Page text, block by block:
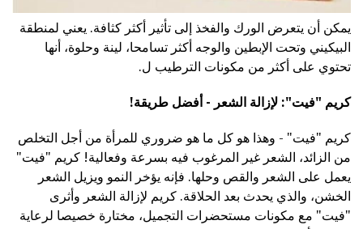
يمكن أن يتعرض الورك والفخذ إلى تأثير أكثر كثافة. يعني لمنطقة
البيكيني وتحت الإبطين والوجه أكثر تسامحا، لينة وحلوة، أنها
تحتوي على أكثر من مكونات الترطيب ل.
كريم "فيت": لإزالة الشعر - أفضل طريقة!
كريم "فيت" - وهذا هو كل ما هو ضروري للمرأة من أجل التخلص
من الزائد، الشعر غير المرغوب فيه بسرعة وفعالية! كريم "فيت"
يعمل على الشعر والقص وحلها. فإنه يؤخر النمو ويزيل الشعر
الخشن، والذي يحدث بعد الحلاقة. كريم لإزالة الشعر وأثرى
"فيت" مع مكونات مستحضرات التجميل، مختارة خصيصا لرعاية